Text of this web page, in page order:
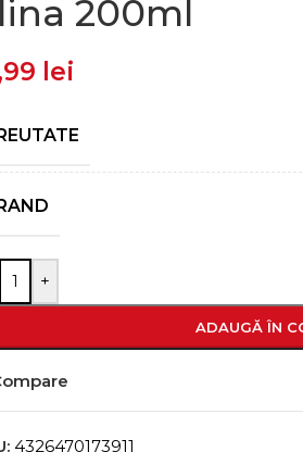
200ml
lei
+
ADAUGĂ ÎN
4326470173911